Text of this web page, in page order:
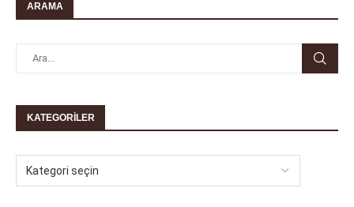
ARAMA
KATEGORILER